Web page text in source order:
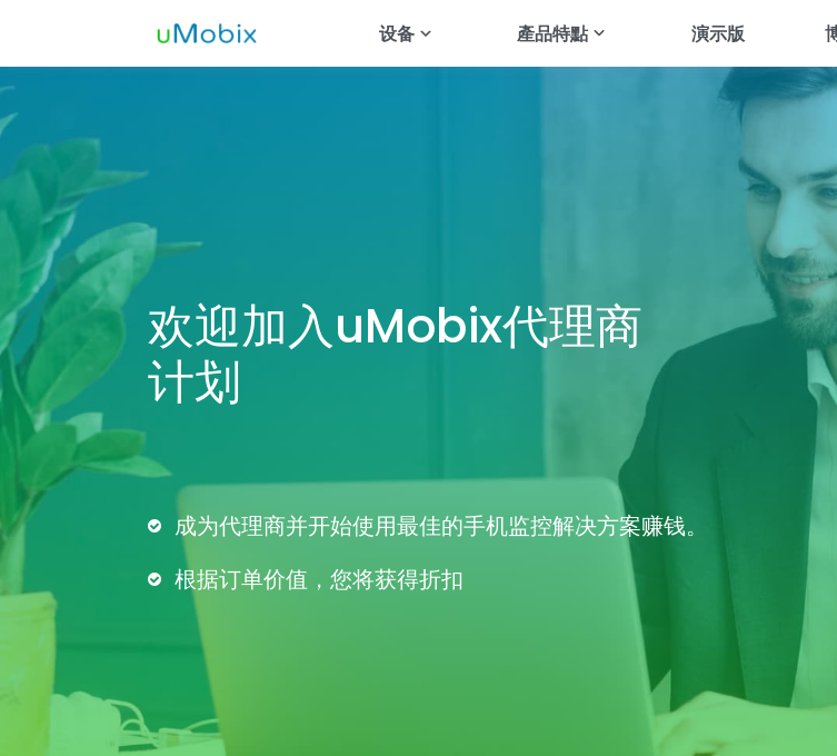
设备 產品特點
查看短信
追踪图库
查看浏览器历史
追踪Snapchat
查看通话记录
All Features
演示版
欢迎加入uMobix代理商
计划
成为代理商并开始使用最佳的手机监控解决方案赚钱。
根据订单价值，您将获得折扣